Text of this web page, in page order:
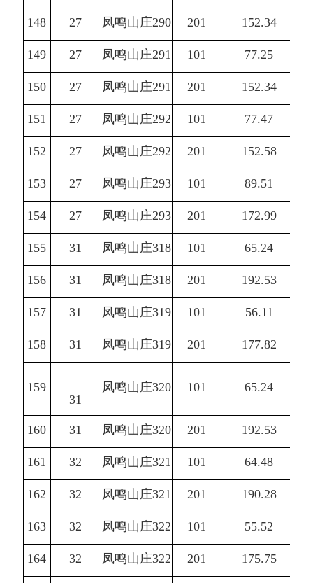
148 27 凤鸣山庄290 201 152.34
149 27 凤鸣山庄291 101 77.25
150 27 凤鸣山庄291 201 152.34
151 27 凤鸣山庄292 101 77.47
152 27 凤鸣山庄292 201 152.58
153 27 凤鸣山庄293 101 89.51
154 27 凤鸣山庄293 201 172.99
155 31 凤鸣山庄318 101 65.24
156 31 凤鸣山庄318 201 192.53
157 31 凤鸣山庄319 101 56.11
158 31 凤鸣山庄319 201 177.82
159
31
凤鸣山庄320 101 65.24
160 31 凤鸣山庄320 201 192.53
161 32 凤鸣山庄321 101 64.48
162 32 凤鸣山庄321 201 190.28
163 32 凤鸣山庄322 101 55.52
164 32 凤鸣山庄322 201 175.75